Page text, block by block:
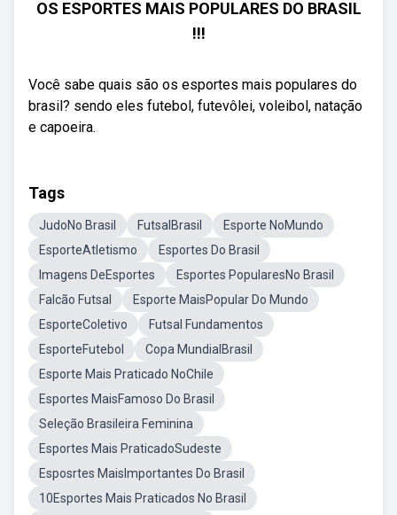
OS ESPORTES MAIS POPULARES DO BRASIL
!!!
Você sabe quais são os esportes mais populares do
brasil? sendo eles futebol, futevôlei, voleibol, natação
e capoeira.
Tags
JudoNo Brasil FutsalBrasil
Esporte NoMundo
EsporteAtletismo
Esportes Do Brasil
Imagens DeEsportes
Esportes PopularesNo Brasil
Falcão Futsal
Esporte MaisPopular Do Mundo
EsporteColetivo
Futsal Fundamentos
EsporteFutebol
Copa MundialBrasil
Esporte Mais Praticado NoChile
Esportes MaisFamoso Do Brasil
Seleção Brasileira Feminina
Esportes Mais PraticadoSudeste
Esposrtes MaisImportantes Do Brasil
10Esportes Mais Praticados No Brasil